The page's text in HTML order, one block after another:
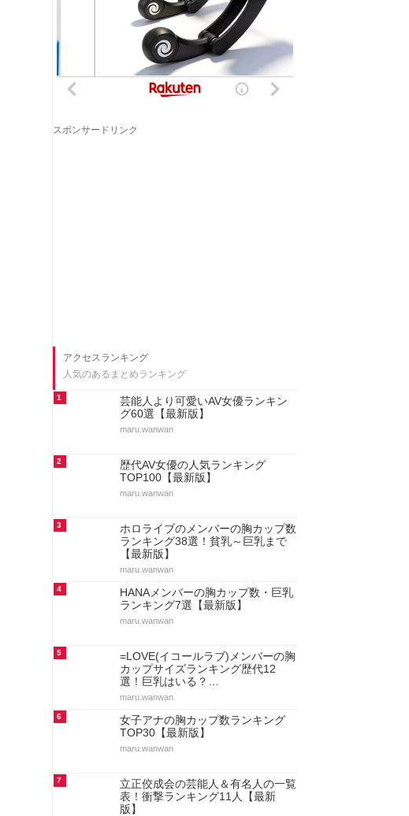
スポンサードリンク
アクセスランキング
人気のあるまとめランキング
1
芸能人より可愛いAV女優ランキン
グ60選【最新版】
maru.wanwan
2
歴代AV女優の人気ランキング
TOP100【最新版】
maru.wanwan
3
ホロライブのメンバーの胸カップ数
ランキング38選！貧乳～巨乳まで
【最新版】
maru.wanwan
4
HANAメンバーの胸カップ数・巨乳
ランキング7選【最新版】
maru.wanwan
5
=LOVE(イコールラブ)メンバーの胸
カップサイズランキング歴代12
選！巨乳はいる？…
maru.wanwan
6
女子アナの胸カップ数ランキング
TOP30【最新版】
maru.wanwan
7
立正佼成会の芸能人＆有名人の一覧
表！衝撃ランキング11人【最新
版】